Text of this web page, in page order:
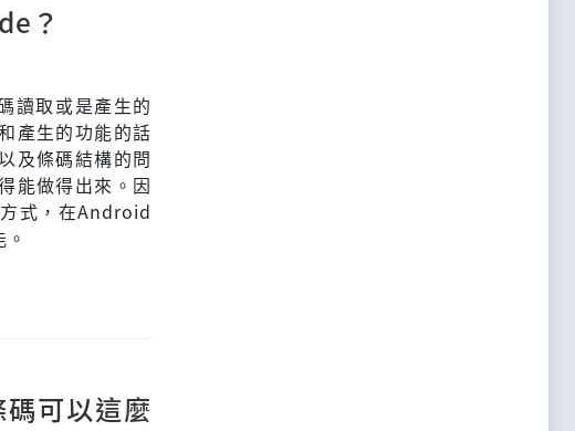
？
讀取或是產生的
產生的功能的話
及條碼結構的問
能做得出來。因
式，在Android
可以這麼